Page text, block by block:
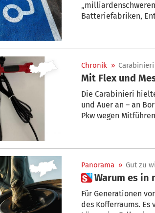
Batteriefabriken,
weltweit schrumpfte
Chronik » Carabinieri
Mit Flex und
Die Carabinieri
und Auer an – an
Pkw wegen
Panorama » Gut zu
 Warum es
Für Generationen
des Kofferraums.